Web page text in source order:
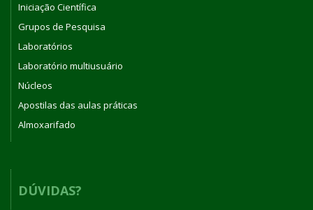
Iniciação Científica
Grupos de Pesquisa
Laboratórios
Laboratório multiusuário
Núcleos
Apostilas das aulas práticas
Almoxarifado
DÚVIDAS?